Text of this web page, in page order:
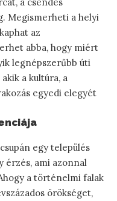
a csendes
Megismerheti a helyi
az
abba, hogy miért
legnépszerűbb úti
a kultúra, a
egyedi elegyét
egy település
érzés, ami azonnal
a történelmi falak
örökséget,